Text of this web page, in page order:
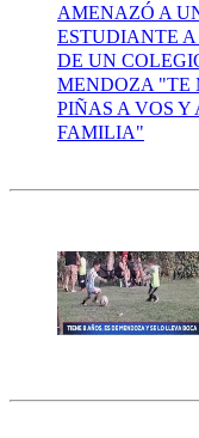
AMENAZÓ A
ESTUDIANTE
DE UN
MENDOZA "TE
PIÑAS A VOS Y
FAMILIA"